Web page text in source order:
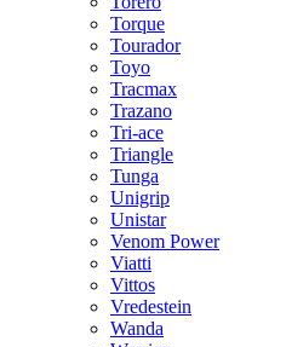
Torque
Tourador
Toyo
Tracmax
Trazano
Tri-ace
Triangle
Tunga
Unigrip
Unistar
Venom Power
Viatti
Vittos
Vredestein
Wanda